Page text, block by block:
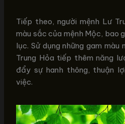
Tiếp theo, người mệnh Lư
màu sắc của mệnh Mộc, bao
lục. Sử dụng những gam màu
Trung Hỏa tiếp thêm năng
đẩy sự hanh thông, thuận
việc.